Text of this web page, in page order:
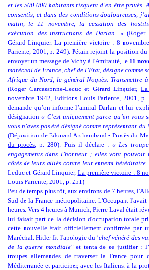
et les 500 000 habitants risquent d’en être privés.
consentis, et dans des conditions douloureuses,
matin, le 11 novembre, la cessation des
exécution des instructions de Darlan. » (Roger
Gérard Linquier, La première victoire : 8
Pariente, 2001, p. 249). Pétain rejoint la position du
envoyer un message de Vichy à l'Amirauté, le 11
maréchal de France, chef de l’Etat, désigne comme
Afrique du Nord, le général Noguès. Transmettre
(Roger Carcassonne-Leduc et Gérard Linquier,
novembre 1942
Editions Louis Pariente, 2001, p.
demande qu’on informe l’amiral Darlan et lui
désignation« C’est uniquement parce qu’on vous
vous n’avez pas été désigné comme représentant
(Déposition de Edouard Archambaud - Procès du
du procès , p. 280). Puis il déclare :« Les
engagements dans l’honneur ; elles vont
côtés de leurs alliés contre leur ennemi héréditaire.
Leduc et Gérard Linquier, La première victoire : 8
Louis Pariente, 2001, p. 251)
Peu de temps plus tôt, aux environs de 7 heures,
Sud de la France métropolitaine. L'Occupant l'avait
heures. Vers 4 heures à Munich, Pierre Laval était
lui faisait part de la décision d'occupation totale
cette nouvelle était officiellement confirmée par
Maréchal. Hitler fit l'apologie du "chef vénéré des
de la guerre mondiale"et tenta de se justifier :
troupes allemandes de traverser la France pour
Méditerranée et participer, avec les Italiens, à la